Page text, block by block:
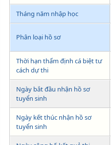
Tháng năm nhập học
Phân loại hồ sơ
Thời hạn thẩm định cá biệt tư
cách dự thi
Ngày bắt đầu nhận hồ sơ
tuyển sinh
Ngày kết thúc nhận hồ sơ
tuyển sinh